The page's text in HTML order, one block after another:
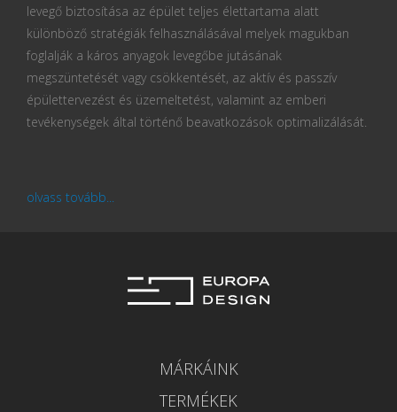
levegő biztosítása az épület teljes élettartama alatt
különböző stratégiák felhasználásával melyek magukban
foglalják a káros anyagok levegőbe jutásának
megszüntetését vagy csökkentését, az aktív és passzív
épülettervezést és üzemeltetést, valamint az emberi
tevékenységek által történő beavatkozások optimalizálását.
olvass tovább...
MÁRKÁINK
TERMÉKEK